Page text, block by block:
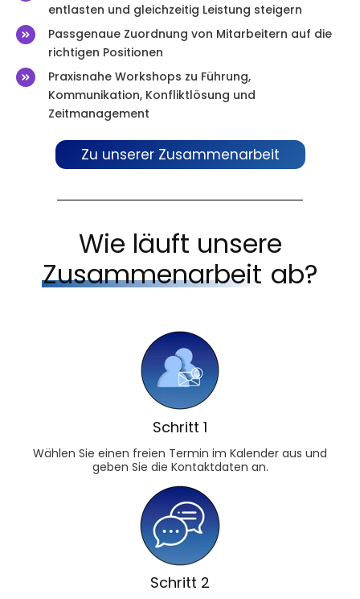
entlasten und gleichzeitig Leistung steigern
Passgenaue Zuordnung von Mitarbeitern auf die
richtigen Positionen
Praxisnahe Workshops zu Führung,
Kommunikation, Konfliktlösung und
Zeitmanagement
Zu unserer Zusammenarbeit
Wie läuft unsere
Zusammenarbeit ab?
Schritt 1
Wählen Sie einen freien Termin im Kalender aus und
geben Sie die Kontaktdaten an.
Schritt 2